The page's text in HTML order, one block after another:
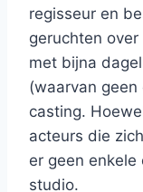
regisseur en
geruchten
met bijna
(waarvan
casting.
acteurs die
er geen
studio.